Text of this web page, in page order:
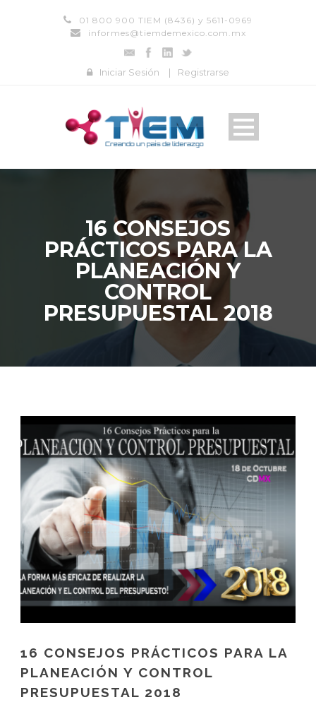
01 800 900 TIEM (8436) y 5611-0969
informes@tiemdemexico.com.mx
Iniciar Sesión | Registrarse
16 CONSEJOS
PRÁCTICOS PARA LA
PLANEACIÓN Y
CONTROL
PRESUPUESTAL 2018
16 CONSEJOS PRÁCTICOS PARA LA
PLANEACIÓN Y CONTROL
PRESUPUESTAL 2018